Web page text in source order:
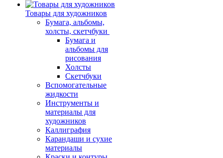
Товары для художников
Бумага, альбомы,
холсты, скетчбуки
Бумага и
альбомы для
рисования
Холсты
Скетчбуки
Вспомогательные
жидкости
Инструменты и
материалы для
художников
Каллиграфия
Карандаши и сухие
материалы